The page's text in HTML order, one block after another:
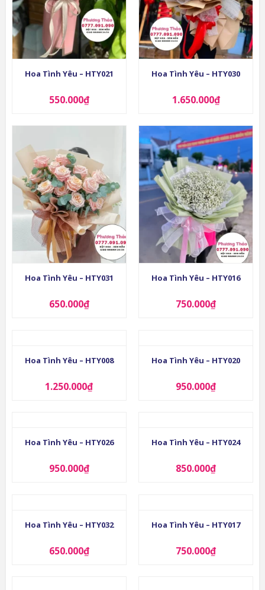
Hoa Tình Yêu – HTY021
550.000₫
Hoa Tình Yêu – HTY030
1.650.000₫
Hoa Tình Yêu – HTY031
650.000₫
Hoa Tình Yêu – HTY016
750.000₫
Hoa Tình Yêu – HTY008
1.250.000₫
Hoa Tình Yêu – HTY020
950.000₫
Hoa Tình Yêu – HTY026
950.000₫
Hoa Tình Yêu – HTY024
850.000₫
Hoa Tình Yêu – HTY032
650.000₫
Hoa Tình Yêu – HTY017
750.000₫